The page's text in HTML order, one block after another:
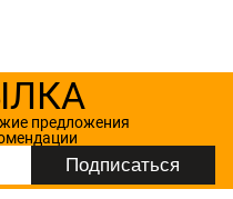
предложения